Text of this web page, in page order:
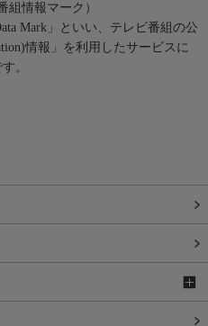
組情報マーク）
Mark」といい、テレビ番組の公
情報」を利用したサービスに
。